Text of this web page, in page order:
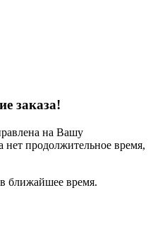
заказа!
на Вашу
продолжительное время,
ближайшее время.